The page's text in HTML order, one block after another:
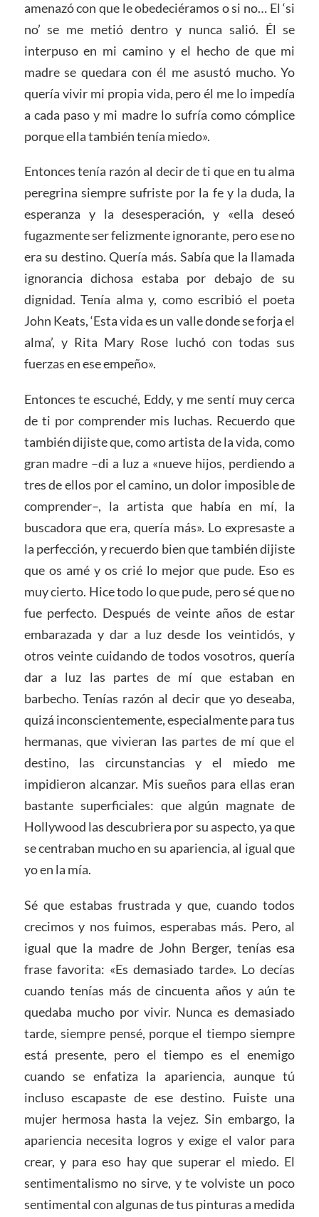
amenazó con que le obedeciéramos o si no… El ‘si
no’ se me metió dentro y nunca salió. Él se
interpuso en mi camino y el hecho de que mi
madre se quedara con él me asustó mucho. Yo
quería vivir mi propia vida, pero él me lo impedía
a cada paso y mi madre lo sufría como cómplice
porque ella también tenía miedo».
Entonces tenía razón al decir de ti que en tu alma
peregrina siempre sufriste por la fe y la duda, la
esperanza y la desesperación, y «ella deseó
fugazmente ser felizmente ignorante, pero ese no
era su destino. Quería más. Sabía que la llamada
ignorancia dichosa estaba por debajo de su
dignidad. Tenía alma y, como escribió el poeta
John Keats, ‘Esta vida es un valle donde se forja el
alma’, y Rita Mary Rose luchó con todas sus
fuerzas en ese empeño».
Entonces te escuché, Eddy, y me sentí muy cerca
de ti por comprender mis luchas. Recuerdo que
también dijiste que, como artista de la vida, como
gran madre –di a luz a «nueve hijos, perdiendo a
tres de ellos por el camino, un dolor imposible de
comprender–, la artista que había en mí, la
buscadora que era, quería más». Lo expresaste a
la perfección, y recuerdo bien que también dijiste
que os amé y os crié lo mejor que pude. Eso es
muy cierto. Hice todo lo que pude, pero sé que no
fue perfecto. Después de veinte años de estar
embarazada y dar a luz desde los veintidós, y
otros veinte cuidando de todos vosotros, quería
dar a luz las partes de mí que estaban en
barbecho. Tenías razón al decir que yo deseaba,
quizá inconscientemente, especialmente para tus
hermanas, que vivieran las partes de mí que el
destino, las circunstancias y el miedo me
impidieron alcanzar. Mis sueños para ellas eran
bastante superficiales: que algún magnate de
Hollywood las descubriera por su aspecto, ya que
se centraban mucho en su apariencia, al igual que
yo en la mía.
Sé que estabas frustrada y que, cuando todos
crecimos y nos fuimos, esperabas más. Pero, al
igual que la madre de John Berger, tenías esa
frase favorita: «Es demasiado tarde». Lo decías
cuando tenías más de cincuenta años y aún te
quedaba mucho por vivir. Nunca es demasiado
tarde, siempre pensé, porque el tiempo siempre
está presente, pero el tiempo es el enemigo
cuando se enfatiza la apariencia, aunque tú
incluso escapaste de ese destino. Fuiste una
mujer hermosa hasta la vejez. Sin embargo, la
apariencia necesita logros y exige el valor para
crear, y para eso hay que superar el miedo. El
sentimentalismo no sirve, y te volviste un poco
sentimental con algunas de tus pinturas a medida